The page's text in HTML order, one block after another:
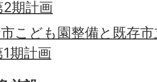
期計画
こども園整備と既存
期計画